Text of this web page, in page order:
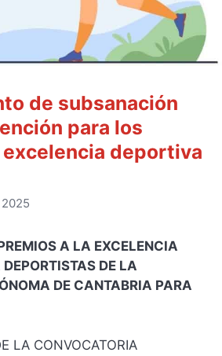
de subsanación
para los
excelencia deportiva
A LA EXCELENCIA
DE LA
DE CANTABRIA PARA
LA CONVOCATORIA